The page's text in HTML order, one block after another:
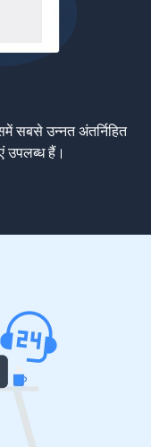
सबसे उन्नत अंतर्निहित
उपलब्ध हैं।